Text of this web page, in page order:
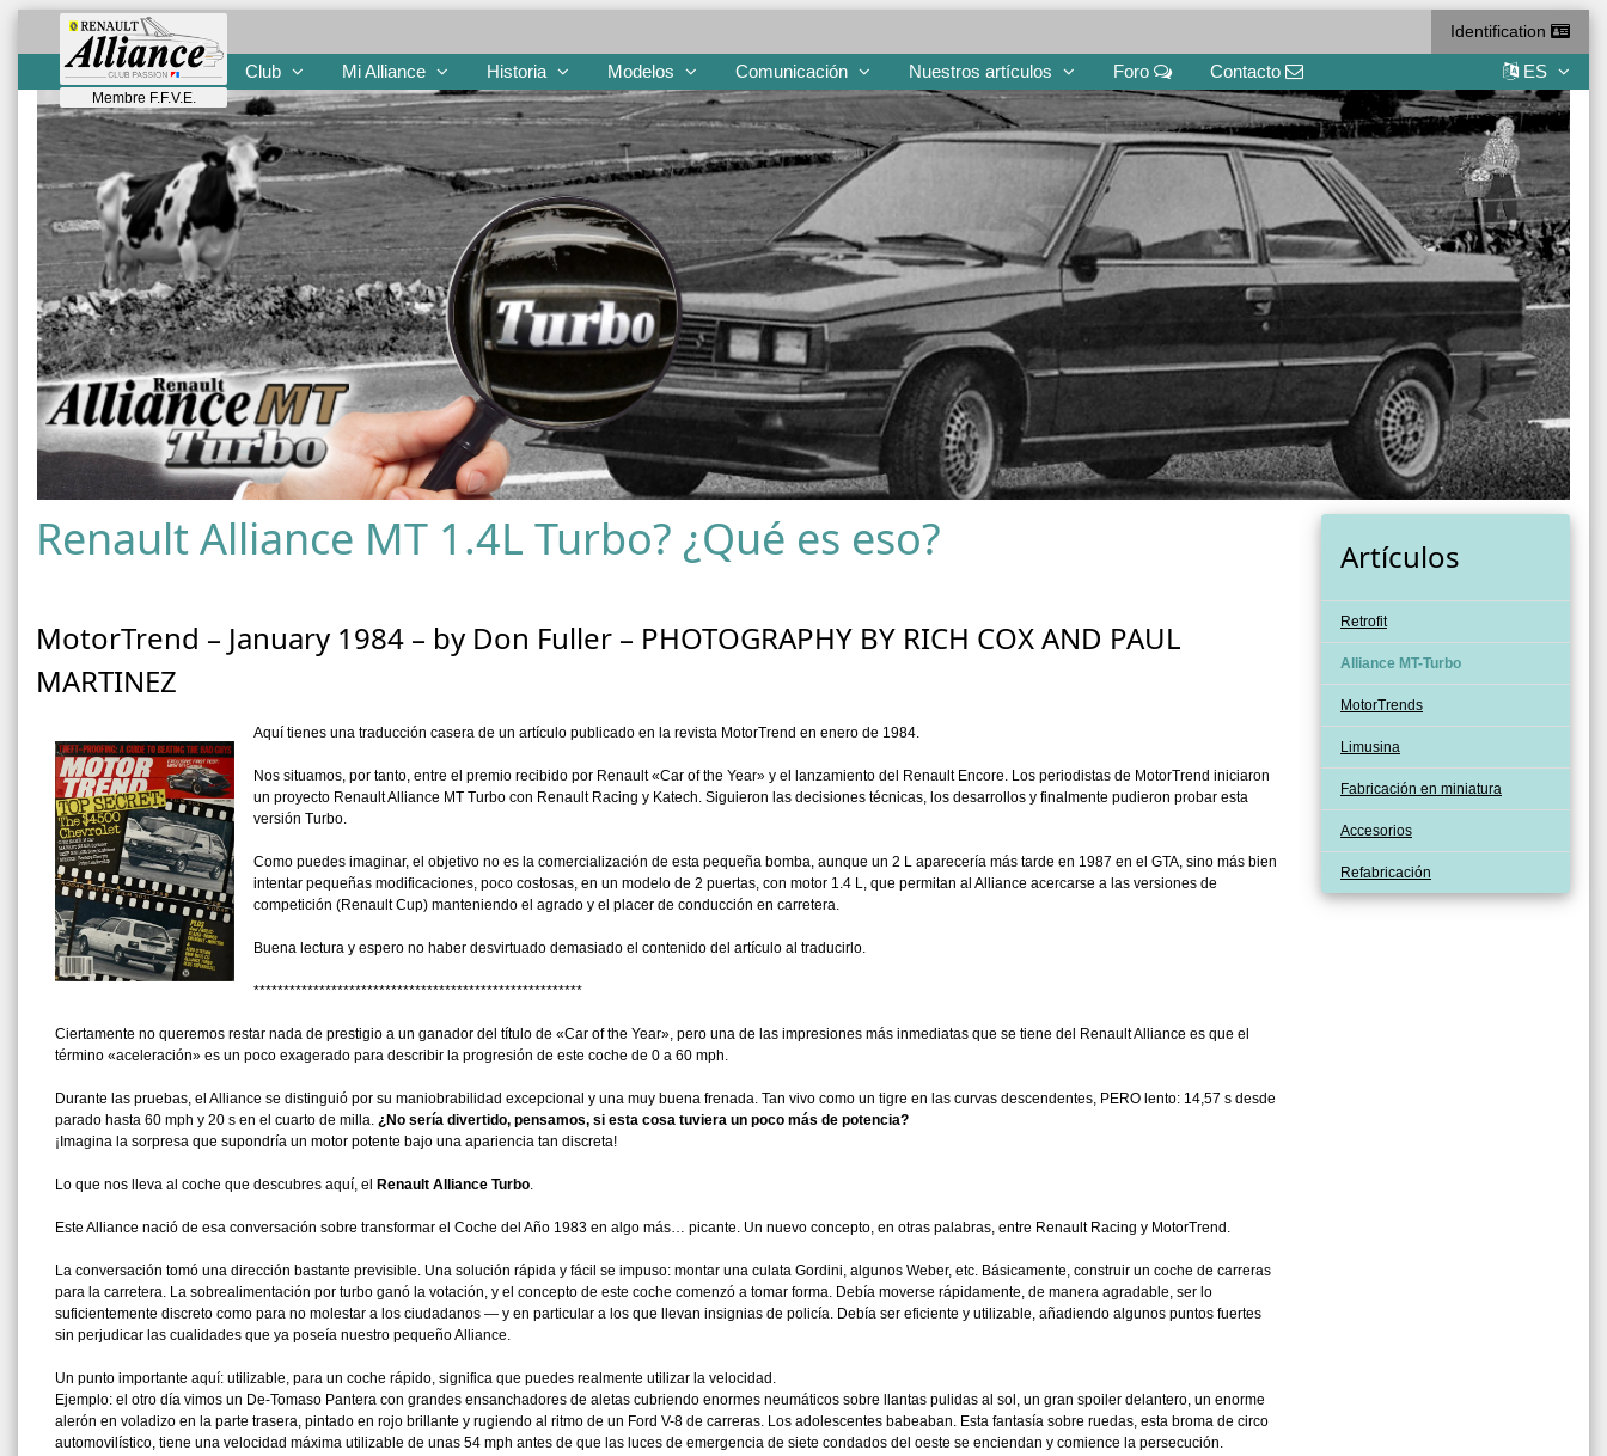
Membre F.F.V.E.
Identification
Club Mi Alliance Historia Modelos Comunicación Nuestros artículos Foro Contacto ES
Artículos
Retrofit
Alliance MT-Turbo
MotorTrends
Limusina
Fabricación en miniatura
Accesorios
Refabricación
Renault Alliance MT 1.4L Turbo? ¿Qué es eso?
MotorTrend – January 1984 – by Don Fuller – PHOTOGRAPHY BY RICH COX AND PAUL
MARTINEZ
Aquí tienes una traducción casera de un artículo publicado en la revista MotorTrend en enero de 1984.
Nos situamos, por tanto, entre el premio recibido por Renault «Car of the Year» y el lanzamiento del Renault Encore. Los periodistas de MotorTrend iniciaron
un proyecto Renault Alliance MT Turbo con Renault Racing y Katech. Siguieron las decisiones técnicas, los desarrollos y finalmente pudieron probar esta
versión Turbo.
Como puedes imaginar, el objetivo no es la comercialización de esta pequeña bomba, aunque un 2 L aparecería más tarde en 1987 en el GTA, sino más bien
intentar pequeñas modificaciones, poco costosas, en un modelo de 2 puertas, con motor 1.4 L, que permitan al Alliance acercarse a las versiones de
competición (Renault Cup) manteniendo el agrado y el placer de conducción en carretera.
Buena lectura y espero no haber desvirtuado demasiado el contenido del artículo al traducirlo.
*******************************************************
Ciertamente no queremos restar nada de prestigio a un ganador del título de «Car of the Year», pero una de las impresiones más inmediatas que se tiene del Renault Alliance es que el
término «aceleración» es un poco exagerado para describir la progresión de este coche de 0 a 60 mph.
Durante las pruebas, el Alliance se distinguió por su maniobrabilidad excepcional y una muy buena frenada. Tan vivo como un tigre en las curvas descendentes, PERO lento: 14,57 s desde
parado hasta 60 mph y 20 s en el cuarto de milla. ¿No sería divertido, pensamos, si esta cosa tuviera un poco más de potencia?
¡Imagina la sorpresa que supondría un motor potente bajo una apariencia tan discreta!
Lo que nos lleva al coche que descubres aquí, el Renault Alliance Turbo
Este Alliance nació de esa conversación sobre transformar el Coche del Año 1983 en algo más… picante. Un nuevo concepto, en otras palabras, entre Renault Racing y MotorTrend.
La conversación tomó una dirección bastante previsible. Una solución rápida y fácil se impuso: montar una culata Gordini, algunos Weber, etc. Básicamente, construir un coche de carreras
para la carretera. La sobrealimentación por turbo ganó la votación, y el concepto de este coche comenzó a tomar forma. Debía moverse rápidamente, de manera agradable, ser lo
suficientemente discreto como para no molestar a los ciudadanos — y en particular a los que llevan insignias de policía. Debía ser eficiente y utilizable, añadiendo algunos puntos fuertes
sin perjudicar las cualidades que ya poseía nuestro pequeño Alliance.
Un punto importante aquí: utilizable, para un coche rápido, significa que puedes realmente utilizar la velocidad.
Ejemplo: el otro día vimos un De-Tomaso Pantera con grandes ensanchadores de aletas cubriendo enormes neumáticos sobre llantas pulidas al sol, un gran spoiler delantero, un enorme
alerón en voladizo en la parte trasera, pintado en rojo brillante y rugiendo al ritmo de un Ford V-8 de carreras. Los adolescentes babeaban. Esta fantasía sobre ruedas, esta broma de circo
automovilístico, tiene una velocidad máxima utilizable de unas 54 mph antes de que las luces de emergencia de siete condados del oeste se enciendan y comience la persecución.